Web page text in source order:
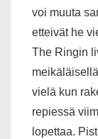
voi muuta
etteivät he
The Ringin
vielä kun
repiessä
lopettaa.